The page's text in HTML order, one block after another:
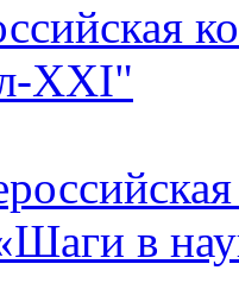
XXI"
в